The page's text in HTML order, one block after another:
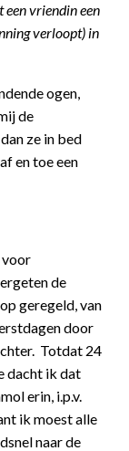
een vriendin een
verloopt) in
ogen,
de
ze in bed
en toe een
voor
de
geregeld, van
door
Totdat 24
dacht ik dat
erin, i.p.v.
ik moest alle
naar de